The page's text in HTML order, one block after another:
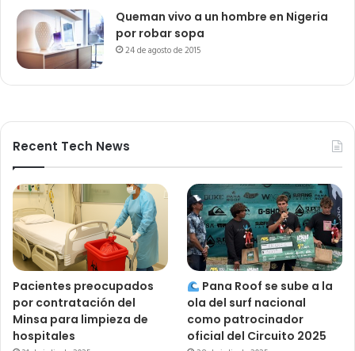
Queman vivo a un hombre en Nigeria
por robar sopa
24 de agosto de 2015
Recent Tech News
Pacientes preocupados
por contratación del
Minsa para limpieza de
hospitales
Pana Roof se sube a la
ola del surf nacional
como patrocinador
oficial del Circuito 2025